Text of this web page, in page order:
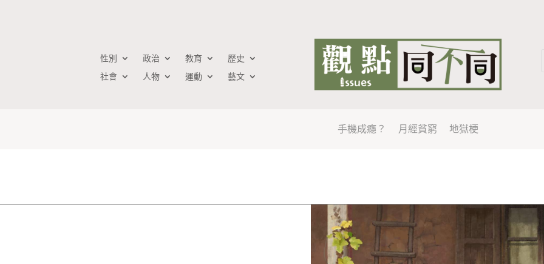
性別 政治 教育
歷史
社會
人物 運動 藝文
手機成癮？ 月經貧窮 地獄梗